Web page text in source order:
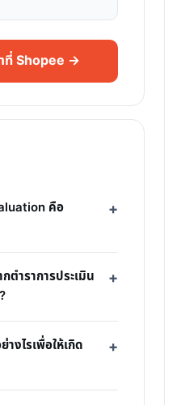
ที่ Shopee →
คือ
ตำราการประเมิน
งไรเพื่อให้เกิด